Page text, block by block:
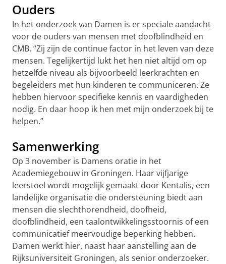
Ouders
In het onderzoek van Damen is er speciale aandacht
voor de ouders van mensen met doofblindheid en
CMB. “Zij zijn de continue factor in het leven van deze
mensen. Tegelijkertijd lukt het hen niet altijd om op
hetzelfde niveau als bijvoorbeeld leerkrachten en
begeleiders met hun kinderen te communiceren. Ze
hebben hiervoor specifieke kennis en vaardigheden
nodig. En daar hoop ik hen met mijn onderzoek bij te
helpen.”
Samenwerking
Op 3 november is Damens oratie in het
Academiegebouw in Groningen. Haar vijfjarige
leerstoel wordt mogelijk gemaakt door Kentalis, een
landelijke organisatie die ondersteuning biedt aan
mensen die slechthorendheid, doofheid,
doofblindheid, een taalontwikkelingsstoornis of een
communicatief meervoudige beperking hebben.
Damen werkt hier, naast haar aanstelling aan de
Rijksuniversiteit Groningen, als senior onderzoeker.